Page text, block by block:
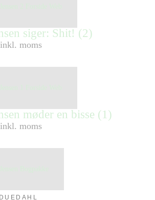
siger: Shit! (2)
inkl. moms
møder en bisse (1)
inkl. moms